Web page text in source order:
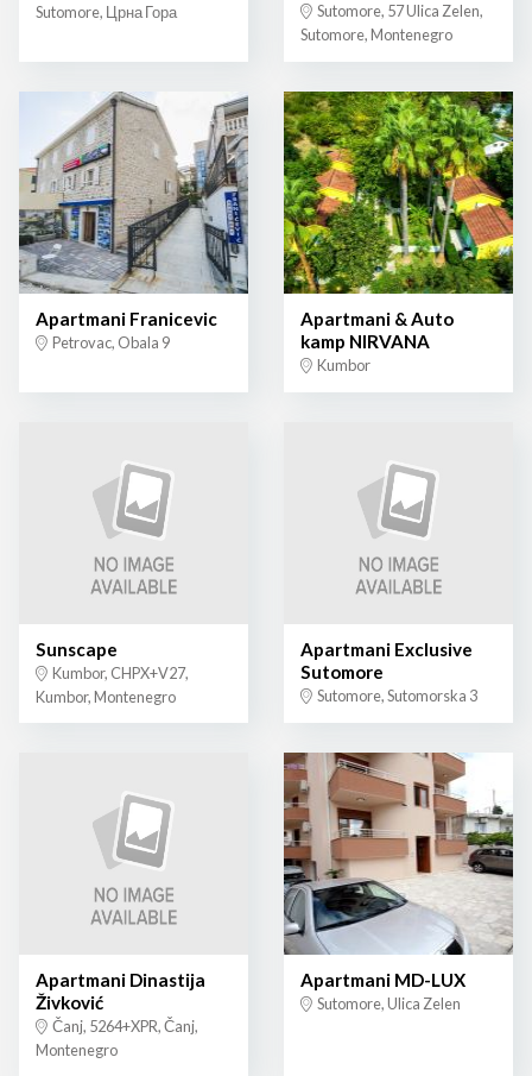
Sutomore, Црна Гора
Sutomore, 57 Ulica Zelen,
Sutomore, Montenegro
Apartmani Franicevic
Petrovac, Obala 9
Apartmani & Auto
kamp NIRVANA
Kumbor
Sunscape
Kumbor, CHPX+V27,
Kumbor, Montenegro
Apartmani Exclusive
Sutomore
Sutomore, Sutomorska 3
Apartmani Dinastija
Živković
Čanj, 5264+XPR, Čanj,
Montenegro
Apartmani MD-LUX
Sutomore, Ulica Zelen